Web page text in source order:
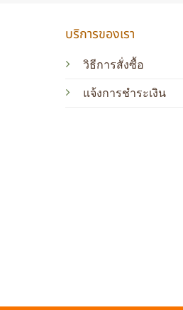
บริการของเรา
วิธีการสั่งซื้อ
แจ้งการชำระเงิน